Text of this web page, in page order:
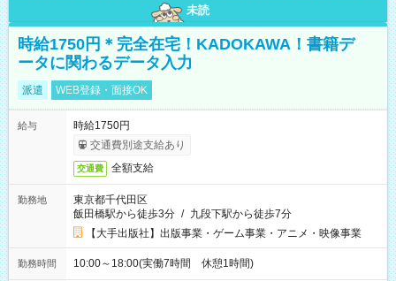
未読
時給1750円＊完全在宅！KADOKAWA！書籍デ
ータに関わるデータ入力
派遣 WEB登録・面接OK
給与
時給1750円
交通費別途支給あり
交通費 全額支給
勤務地
東京都千代田区
飯田橋駅から徒歩3分 / 九段下駅から徒歩7分
【大手出版社】出版事業・ゲーム事業・アニメ・映像事業
勤務時間 10:00～18:00(実働7時間 休憩1時間)